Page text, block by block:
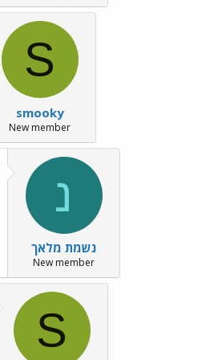
S
smooky
New member
נ
נשמת מלאך
New member
S